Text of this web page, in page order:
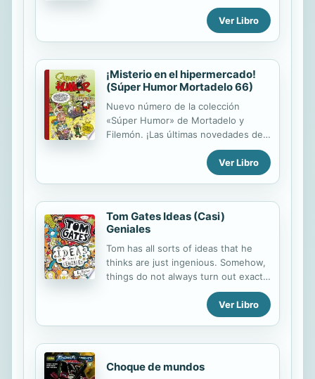
y su madre emprenderán un
peligroso y emocionante viaje hacia
Ver Libro
¡Misterio en el hipermercado!
(Súper Humor Mortadelo 66)
Nuevo número de la colección
«Súper Humor» de Mortadelo y
Filemón. ¡Las últimas novedades de
Mortadelo y Filemón recogidas en un
solo libro! Este álbum contiene la
aventura de ¡Misterio en el
material variado de Ibáñez. En
¡Misterio en el hipermercado!,
Mortadelo y Filemón han de viajar al
pueblo de Valdetrasto para mediar
en una pelea entre el alcalde y el
dueño del hiper de la ciudad, que
convivencia. Misión por España,
aventura en la cual los dos agentes
que les ...
Ver Libro
Tom Gates Ideas (Casi)
Geniales
Tom has all sorts of ideas that he
thinks are just ingenious. Somehow,
things do not always turn out exactly
Ver Libro
Choque de mundos